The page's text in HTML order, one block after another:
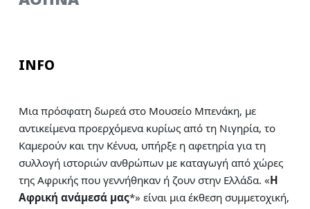
INFO
Μια πρόσφατη δωρεά στο Μουσείο Μπενάκη, με
αντικείμενα προερχόμενα κυρίως από τη Νιγηρία, το
Καμερούν και την Κένυα, υπήρξε η αφετηρία για τη
συλλογή ιστοριών ανθρώπων με καταγωγή από χώρες
της Αφρικής που γεννήθηκαν ή ζουν στην Ελλάδα. «Η
Αφρική ανάμεσά μας*» είναι μια έκθεση συμμετοχική,